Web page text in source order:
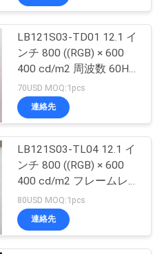
LB121S03-TD01 12.1 イ
ンチ 800 ((RGB) × 600
400 cd/m2 周波数 60Hz
TFT-LCD, LCM
70USD MOQ:1pcs
連絡先
LB121S03-TL04 12.1 イ
ンチ 800 ((RGB) × 600
400 cd/m2 フレームレ
ート 60Hz TFT-LCD,
LCM
80USD MOQ:1pcs
連絡先